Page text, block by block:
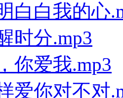
白白我的心
时分.mp3
你爱我.mp3
爱你对不对